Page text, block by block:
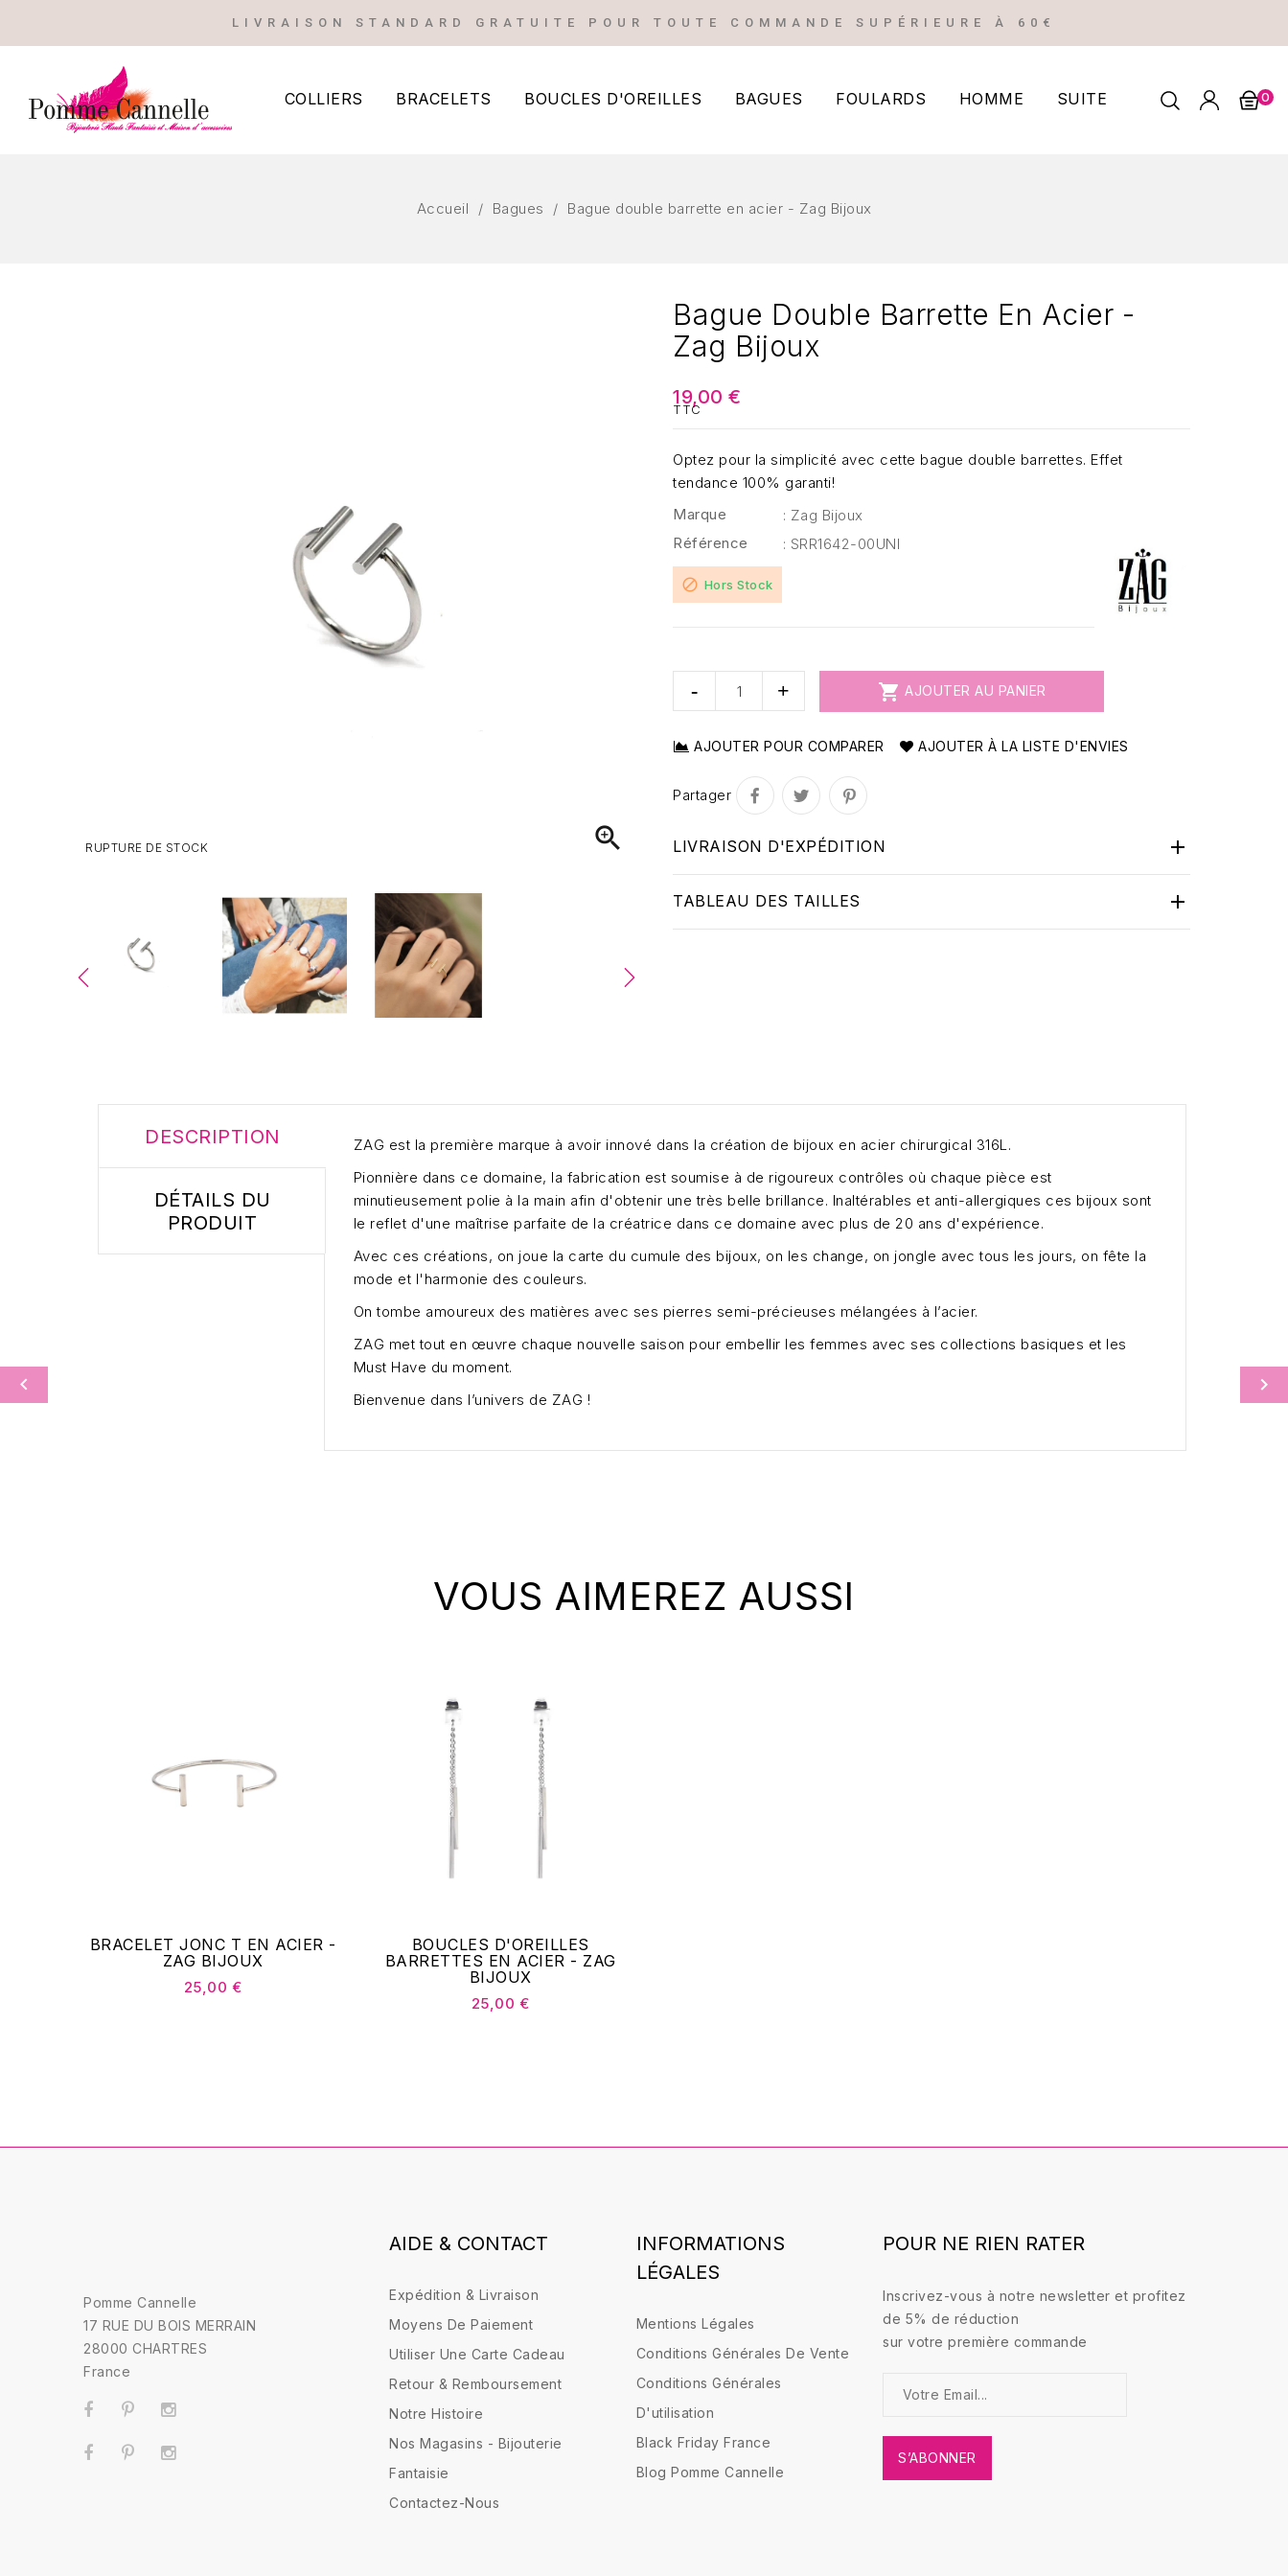
LIVRAISON STANDARD GRATUITE POUR TOUTE COMMANDE SUPÉRIEURE À 60€
0
COLLIERS BRACELETS BOUCLES D'OREILLES BAGUES FOULARDS HOMME SUITE
Accueil Bagues Bague double barrette en acier - Zag Bijoux

RUPTURE DE STOCK
Bague Double Barrette En Acier -
Zag Bijoux
19,00 €
TTC
Optez pour la simplicité avec cette bague double barrettes. Effet
tendance 100% garanti!
Marque
: Zag Bijoux
Référence
: SRR1642-00UNI
block Hors Stock
 AJOUTER AU PANIER
AJOUTER POUR COMPARER AJOUTER À LA LISTE D'ENVIES
Partager

LIVRAISON D'EXPÉDITION

TABLEAU DES TAILLES
DESCRIPTION
DÉTAILS DU
PRODUIT
ZAG est la première marque à avoir innové dans la création de bijoux en acier chirurgical 316L.
Pionnière dans ce domaine, la fabrication est soumise à de rigoureux contrôles où chaque pièce est
minutieusement polie à la main afin d'obtenir une très belle brillance. Inaltérables et anti-allergiques ces bijoux sont
le reflet d'une maîtrise parfaite de la créatrice dans ce domaine avec plus de 20 ans d'expérience.
Avec ces créations, on joue la carte du cumule des bijoux, on les change, on jongle avec tous les jours, on fête la
mode et l'harmonie des couleurs.
On tombe amoureux des matières avec ses pierres semi-précieuses mélangées à l’acier.
ZAG met tout en œuvre chaque nouvelle saison pour embellir les femmes avec ses collections basiques et les
Must Have du moment.
Bienvenue dans l’univers de ZAG !
VOUS AIMEREZ AUSSI
BRACELET JONC T EN ACIER -
ZAG BIJOUX
25,00 €
BOUCLES D'OREILLES
BARRETTES EN ACIER - ZAG
BIJOUX
25,00 €
 
POUR NE RIEN RATER
Inscrivez-vous à notre newsletter et profitez
de 5% de réduction
sur votre première commande
Pomme Cannelle
17 RUE DU BOIS MERRAIN
28000 CHARTRES
France
INFORMATIONS
LÉGALES
Mentions Légales
Conditions Générales De Vente
Conditions Générales
D'utilisation
Black Friday France
Blog Pomme Cannelle
AIDE & CONTACT
Expédition & Livraison
Moyens De Paiement
Utiliser Une Carte Cadeau
Retour & Remboursement
Notre Histoire
Nos Magasins - Bijouterie
Fantaisie
Contactez-Nous